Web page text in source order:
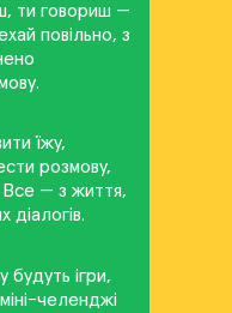
ти говориш —
повільно, з
їжу,
розмову,
Все — з життя,
діалогів.
будуть ігри,
челенджі